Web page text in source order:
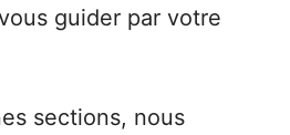
guider par votre
sections, nous